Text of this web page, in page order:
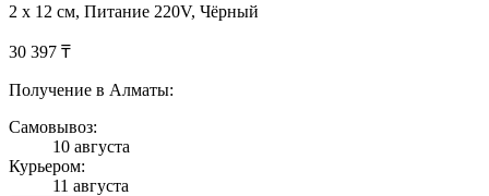
2 x 12 см, Питание 220V, Чёрный
30 397 ₸
Получение в Алматы:
Самовывоз:
10 августа
Курьером:
11 августа